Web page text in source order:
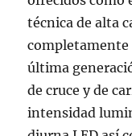
técnica de alta
completamente
última
de cruce y de
intensidad